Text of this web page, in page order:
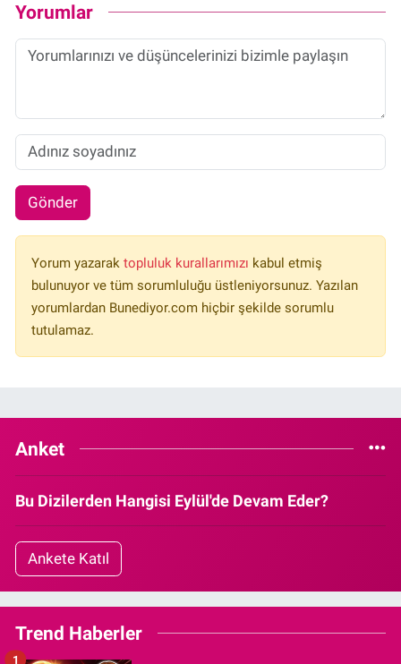
Yorumlar
Gönder
Yorum yazarak topluluk kurallarımızı kabul etmiş
bulunuyor ve tüm sorumluluğu üstleniyorsunuz. Yazılan
yorumlardan Bunediyor.com hiçbir şekilde sorumlu
tutulamaz.
Anket
Bu Dizilerden Hangisi Eylül'de Devam Eder?
Ankete Katıl
Trend Haberler
1